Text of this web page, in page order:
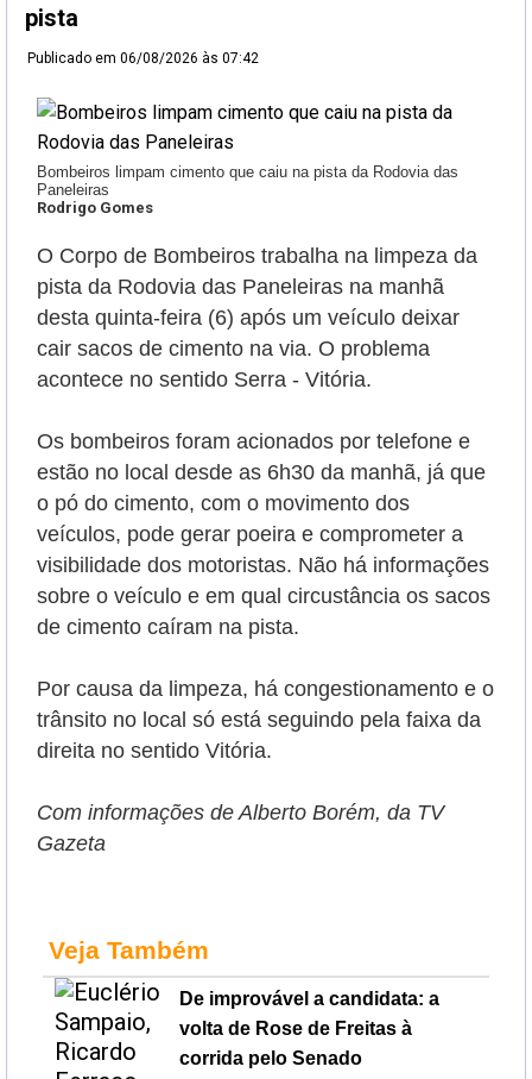
pista
Publicado em 06/08/2026 às 07:42
Bombeiros limpam cimento que caiu na pista da Rodovia das
Paneleiras
Rodrigo Gomes
O Corpo de Bombeiros trabalha na limpeza da
pista da Rodovia das Paneleiras na manhã
desta quinta-feira (6) após um veículo deixar
cair sacos de cimento na via. O problema
acontece no sentido Serra - Vitória.
Os bombeiros foram acionados por telefone e
estão no local desde as 6h30 da manhã, já que
o pó do cimento, com o movimento dos
veículos, pode gerar poeira e comprometer a
visibilidade dos motoristas. Não há informações
sobre o veículo e em qual circustância os sacos
de cimento caíram na pista.
Por causa da limpeza, há congestionamento e o
trânsito no local só está seguindo pela faixa da
direita no sentido Vitória.
Com informações de Alberto Borém, da TV
Gazeta
Veja Também
De improvável a candidata: a
volta de Rose de Freitas à
corrida pelo Senado